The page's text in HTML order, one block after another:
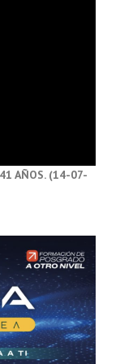
41 AÑOS. (14-07-